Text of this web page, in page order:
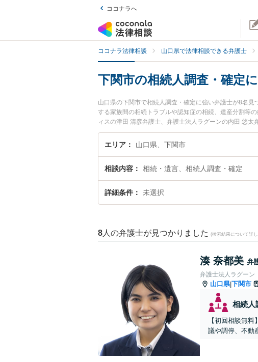
ココナラへ
ココナラ法律相談 山口県で法律相談できる弁護士
下関市の相続人調査・確定
山口県の下関市で相続人調査・確定に強い弁護士が8名
する家族間の相続トラブルや認知症の相続、遺産分割等
ィスの津田 清彦弁護士、弁護士法人ラグーンの内田 悠
確定のトラブルを今すぐに弁護士に相談したい』『相続
る下関市内の弁護士に相談予約したい』などでお困りの
エリア 山口県、下関市
相談内容 相続・遺言、相続人調査・確定
詳細条件 未選択
8 人の弁護士が見つかりました (検索結果について詳
湊 奈都美 弁
弁護士法人ラグーン
山口県|下関市
相続人
【初回相談無
議や調停、不動